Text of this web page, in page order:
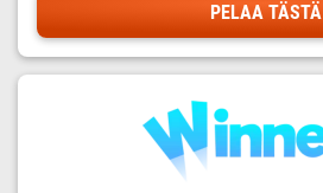
PELAA TÄSTÄ